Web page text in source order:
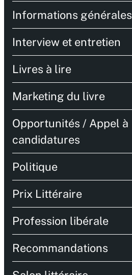
Informations générales
Interview et entretien
Livres à lire
Marketing du livre
Opportunités / Appel à
candidatures
Politique
Prix Littéraire
Profession libérale
Recommandations